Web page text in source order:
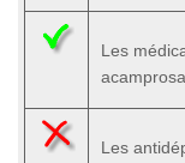
Les
Les